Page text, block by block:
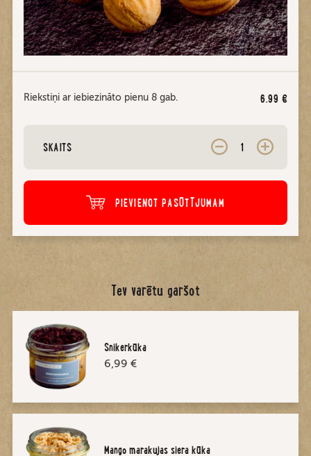
6.99 €
Riekstiņi ar iebiezināto pienu 8 gab.
SKAITS
PIEVIENOT PASŪTĪJUMAM
Tev varētu garšot
Snikerkūka
6,99 €
Mango marakujas siera kūka